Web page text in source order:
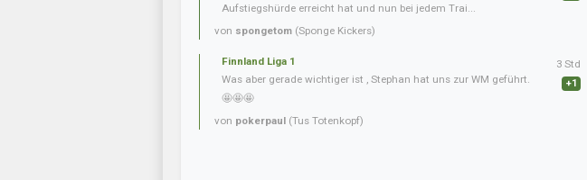
Aufstiegshürde erreicht hat und nun bei jedem Trai...
von spongetom (Sponge Kickers)
Finnland Liga 1
Was aber gerade wichtiger ist , Stephan hat uns zur WM geführt.
🤩🤩🤩
von pokerpaul (Tus Totenkopf)
3 Std
+1